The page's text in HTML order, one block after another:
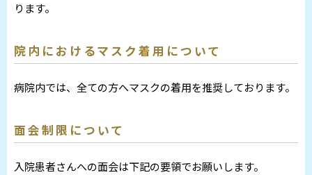
ります。
院内におけるマスク着用について
病院内では、全ての方へマスクの着用を推奨しております。
面会制限について
入院患者さんへの面会は下記の要領でお願いします。